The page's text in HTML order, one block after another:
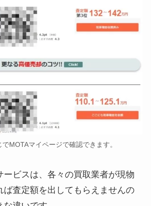
でMOTAマイページで確認できます。
ービスは、各々の買取業者が現物
ば査定額を出してもらえませんの